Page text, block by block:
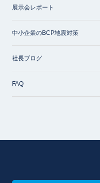
展示会レポート
中小企業のBCP地震対策
社長ブログ
FAQ